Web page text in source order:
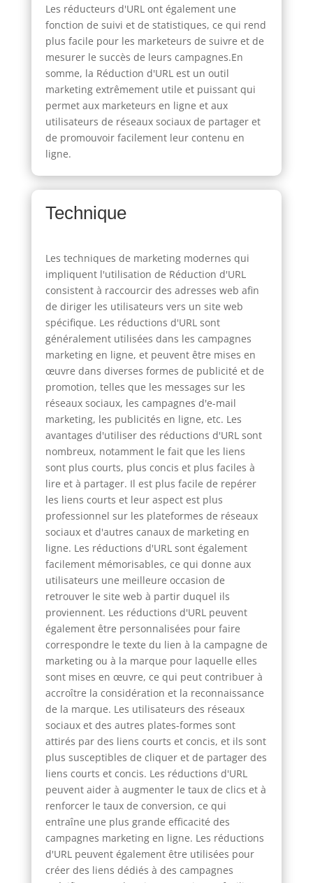
Les réducteurs d'URL ont également une
fonction de suivi et de statistiques, ce qui rend
plus facile pour les marketeurs de suivre et de
mesurer le succès de leurs campagnes.En
somme, la Réduction d'URL est un outil
marketing extrêmement utile et puissant qui
permet aux marketeurs en ligne et aux
utilisateurs de réseaux sociaux de partager et
de promouvoir facilement leur contenu en
ligne.
Technique
Les techniques de marketing modernes qui
impliquent l'utilisation de Réduction d'URL
consistent à raccourcir des adresses web afin
de diriger les utilisateurs vers un site web
spécifique. Les réductions d'URL sont
généralement utilisées dans les campagnes
marketing en ligne, et peuvent être mises en
œuvre dans diverses formes de publicité et de
promotion, telles que les messages sur les
réseaux sociaux, les campagnes d'e-mail
marketing, les publicités en ligne, etc. Les
avantages d'utiliser des réductions d'URL sont
nombreux, notamment le fait que les liens
sont plus courts, plus concis et plus faciles à
lire et à partager. Il est plus facile de repérer
les liens courts et leur aspect est plus
professionnel sur les plateformes de réseaux
sociaux et d'autres canaux de marketing en
ligne. Les réductions d'URL sont également
facilement mémorisables, ce qui donne aux
utilisateurs une meilleure occasion de
retrouver le site web à partir duquel ils
proviennent. Les réductions d'URL peuvent
également être personnalisées pour faire
correspondre le texte du lien à la campagne de
marketing ou à la marque pour laquelle elles
sont mises en œuvre, ce qui peut contribuer à
accroître la considération et la reconnaissance
de la marque. Les utilisateurs des réseaux
sociaux et des autres plates-formes sont
attirés par des liens courts et concis, et ils sont
plus susceptibles de cliquer et de partager des
liens courts et concis. Les réductions d'URL
peuvent aider à augmenter le taux de clics et à
renforcer le taux de conversion, ce qui
entraîne une plus grande efficacité des
campagnes marketing en ligne. Les réductions
d'URL peuvent également être utilisées pour
créer des liens dédiés à des campagnes